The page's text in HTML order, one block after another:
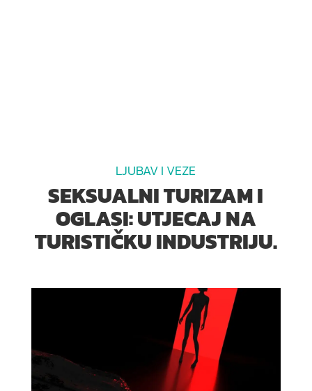
LJUBAV I VEZE
SEKSUALNI TURIZAM I
OGLASI: UTJECAJ NA
TURISTIČKU INDUSTRIJU.